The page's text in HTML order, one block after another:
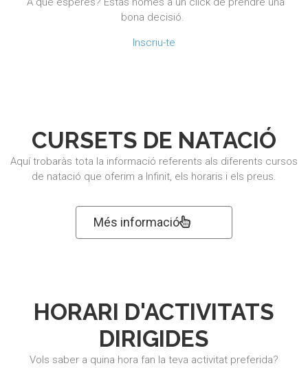
bona decisió.
Inscriu-te
CURSETS DE NATACIÓ
Aquí trobaràs tota la informació referents als diferents cursos
de natació que oferim a Infinit, els horaris i els preus.
Més informació
HORARI D'ACTIVITATS
DIRIGIDES
Vols saber a quina hora fan la teva activitat preferida?